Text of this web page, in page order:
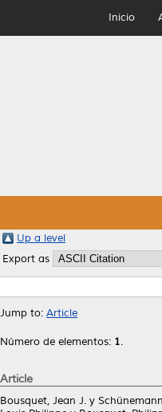
Inicio
Up a level
Export as
Jump to: Article
Número de elementos: 1.
Article
Bousquet, Jean J. y